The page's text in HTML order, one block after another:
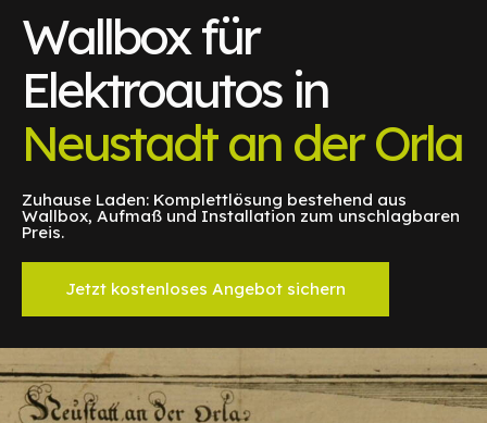
Wallbox für
Elektroautos in
Neustadt an der Orla
Zuhause Laden: Komplettlösung bestehend aus
Wallbox, Aufmaß und Installation zum unschlagbaren
Preis.
Jetzt kostenloses Angebot sichern